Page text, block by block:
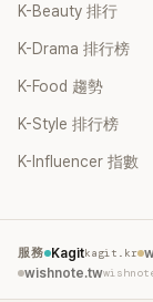
K-Beauty 排行
K-Drama 排行榜
K-Food 趨勢
K-Style 排行榜
K-Influencer 指數
服務 Kagitkagit.kr
wishnote.tw